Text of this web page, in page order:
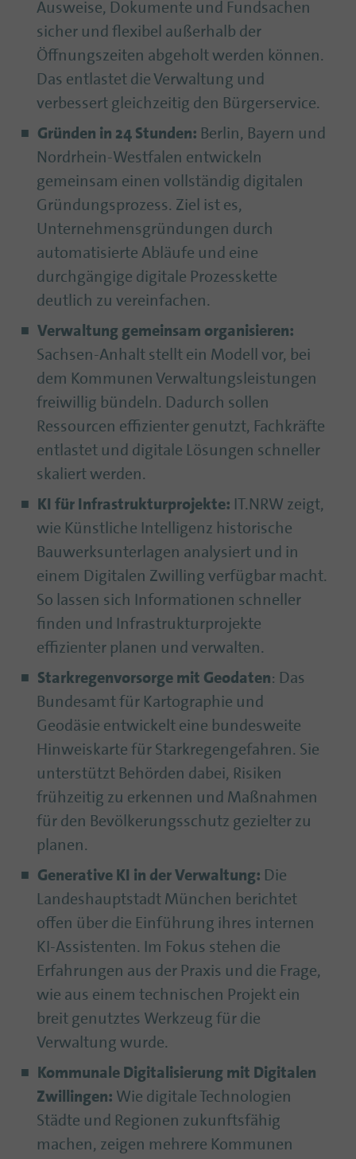
Ausweise, Dokumente und Fundsachen
sicher und flexibel außerhalb der
Öffnungszeiten abgeholt werden können.
Das entlastet die Verwaltung und
verbessert gleichzeitig den Bürgerservice.
Gründen in 24 Stunden: Berlin, Bayern und
Nordrhein-Westfalen entwickeln
gemeinsam einen vollständig digitalen
Gründungsprozess. Ziel ist es,
Unternehmensgründungen durch
automatisierte Abläufe und eine
durchgängige digitale Prozesskette
deutlich zu vereinfachen.
Verwaltung gemeinsam organisieren:
Sachsen-Anhalt stellt ein Modell vor, bei
dem Kommunen Verwaltungsleistungen
freiwillig bündeln. Dadurch sollen
Ressourcen effizienter genutzt, Fachkräfte
entlastet und digitale Lösungen schneller
skaliert werden.
KI für Infrastrukturprojekte: IT.NRW zeigt,
wie Künstliche Intelligenz historische
Bauwerksunterlagen analysiert und in
einem Digitalen Zwilling verfügbar macht.
So lassen sich Informationen schneller
finden und Infrastrukturprojekte
effizienter planen und verwalten.
Starkregenvorsorge mit Geodaten: Das
Bundesamt für Kartographie und
Geodäsie entwickelt eine bundesweite
Hinweiskarte für Starkregengefahren. Sie
unterstützt Behörden dabei, Risiken
frühzeitig zu erkennen und Maßnahmen
für den Bevölkerungsschutz gezielter zu
planen.
Generative KI in der Verwaltung: Die
Landeshauptstadt München berichtet
offen über die Einführung ihres internen
KI-Assistenten. Im Fokus stehen die
Erfahrungen aus der Praxis und die Frage,
wie aus einem technischen Projekt ein
breit genutztes Werkzeug für die
Verwaltung wurde.
Kommunale Digitalisierung mit Digitalen
Zwillingen: Wie digitale Technologien
Städte und Regionen zukunftsfähig
machen, zeigen mehrere Kommunen